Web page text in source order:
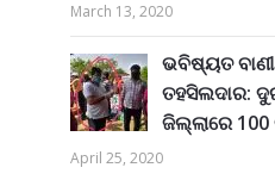
March 13, 2020
ଭବିଷ୍ୟତ ବାଣୀ
ତହସିଲଦାର:
ଜିଲ୍ଲାରେ 100
April 25, 2020